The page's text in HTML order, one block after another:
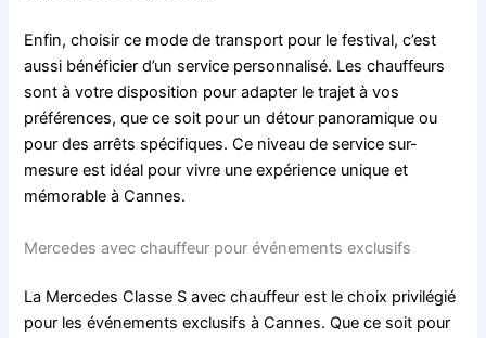
Enfin, choisir ce mode de transport pour le festival, c’est
aussi bénéficier d’un service personnalisé. Les chauffeurs
sont à votre disposition pour adapter le trajet à vos
préférences, que ce soit pour un détour panoramique ou
pour des arrêts spécifiques. Ce niveau de service sur-
mesure est idéal pour vivre une expérience unique et
mémorable à Cannes.
Mercedes avec chauffeur pour événements exclusifs
La Mercedes Classe S avec chauffeur est le choix privilégié
pour les événements exclusifs à Cannes. Que ce soit pour